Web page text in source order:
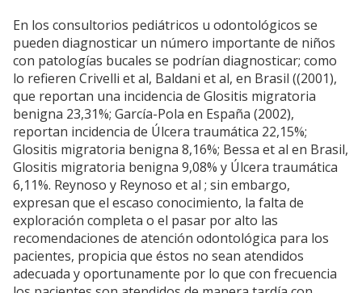
En los consultorios pediátricos u odontológicos se
pueden diagnosticar un número importante de niños
con patologías bucales se podrían diagnosticar; como
lo refieren Crivelli et al, Baldani et al, en Brasil ((2001),
que reportan una incidencia de Glositis migratoria
benigna 23,31%; García-Pola en España (2002),
reportan incidencia de Úlcera traumática 22,15%;
Glositis migratoria benigna 8,16%; Bessa et al en Brasil,
Glositis migratoria benigna 9,08% y Úlcera traumática
6,11%. Reynoso y Reynoso et al ; sin embargo,
expresan que el escaso conocimiento, la falta de
exploración completa o el pasar por alto las
recomendaciones de atención odontológica para los
pacientes, propicia que éstos no sean atendidos
adecuada y oportunamente por lo que con frecuencia